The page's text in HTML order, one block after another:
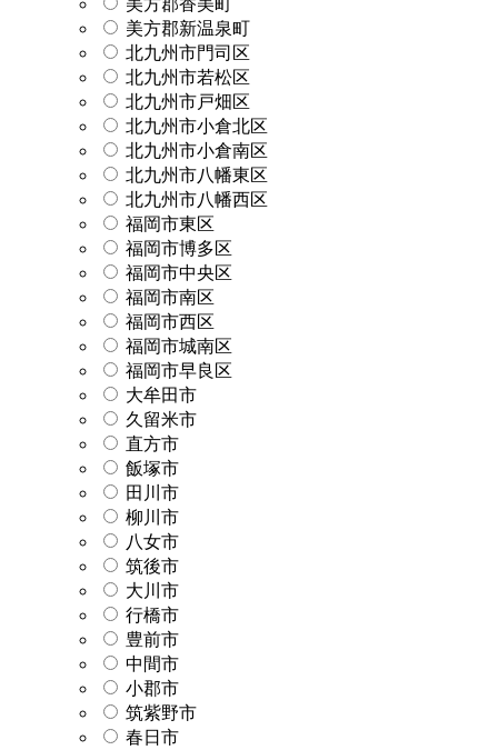
美方郡新温泉町
北九州市門司区
北九州市若松区
北九州市戸畑区
北九州市小倉北区
北九州市小倉南区
北九州市八幡東区
北九州市八幡西区
福岡市東区
福岡市博多区
福岡市中央区
福岡市南区
福岡市西区
福岡市城南区
福岡市早良区
大牟田市
久留米市
直方市
飯塚市
田川市
柳川市
八女市
筑後市
大川市
行橋市
豊前市
中間市
小郡市
筑紫野市
春日市